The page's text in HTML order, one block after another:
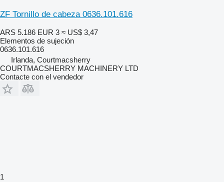
ZF Tornillo de cabeza 0636.101.616
ARS 5.186 EUR 3 ≈ US$ 3,47
Elementos de sujeción
0636.101.616
Irlanda, Courtmacsherry
COURTMACSHERRY MACHINERY LTD
Contacte con el vendedor
1